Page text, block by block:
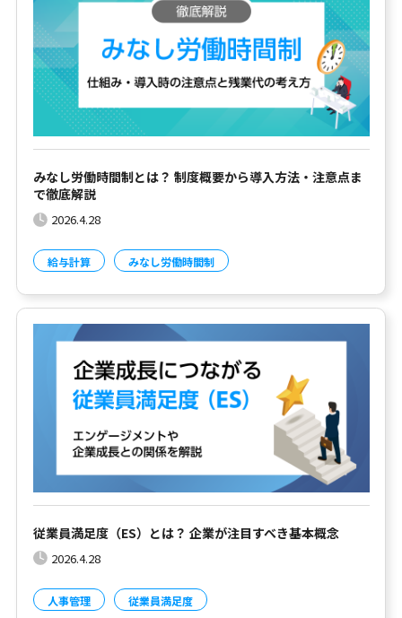
みなし労働時間制とは？ 制度概要から導入方法・注意点ま
で徹底解説
2026.4.28
給与計算 みなし労働時間制
従業員満足度（ES）とは？ 企業が注目すべき基本概念
2026.4.28
人事管理 従業員満足度